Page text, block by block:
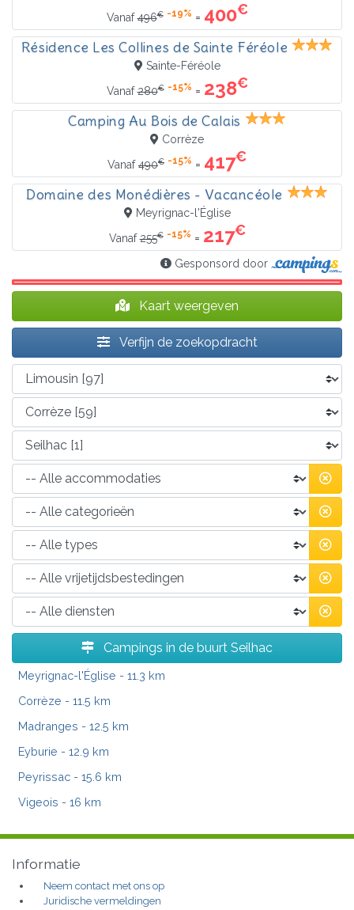
Vanaf496€ -19% = 400€
Résidence Les Collines de Sainte Féréole
Sainte-Féréole
Vanaf280€ -15% = 238€
Camping Au Bois de Calais
Corrèze
Vanaf490€ -15% = 417€
Domaine des Monédières - Vacancéole
Meyrignac-l'Église
Vanaf255€ -15% = 217€
Gesponsord door
Kaart weergeven
Verfijn de zoekopdracht
Campings in de buurt Seilhac
Meyrignac-l'Église - 11.3 km
Corrèze - 11.5 km
Madranges - 12.5 km
Eyburie - 12.9 km
Peyrissac - 15.6 km
Vigeois - 16 km
Informatie
Neem contact met ons op
Juridische vermeldingen